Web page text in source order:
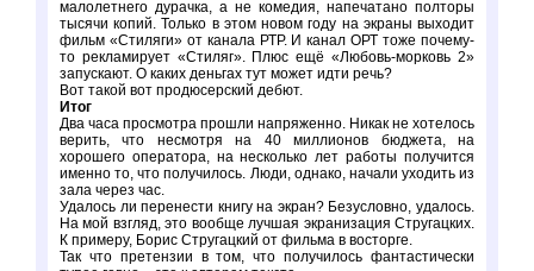
малолетнего дурачка, а не комедия, напечатано полторы
тысячи копий. Только в этом новом году на экраны выходит
фильм «Стиляги» от канала РТР. И канал ОРТ тоже почему-
то рекламирует «Стиляг». Плюс ещё «Любовь-морковь 2»
запускают. О каких деньгах тут может идти речь?
Вот такой вот продюсерский дебют.
Итог
Два часа просмотра прошли напряженно. Никак не хотелось
верить, что несмотря на 40 миллионов бюджета, на
хорошего оператора, на несколько лет работы получится
именно то, что получилось. Люди, однако, начали уходить из
зала через час.
Удалось ли перенести книгу на экран? Безусловно, удалось.
На мой взгляд, это вообще лучшая экранизация Стругацких.
К примеру, Борис Стругацкий от фильма в восторге.
Так что претензии в том, что получилось фантастически